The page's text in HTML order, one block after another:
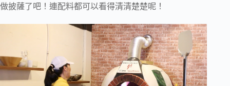
做披薩了吧！連配料都可以看得清清楚楚呢！